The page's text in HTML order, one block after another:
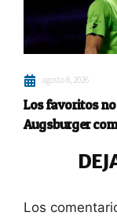
agosto 8, 2026
Los favoritos
Augsburger
Los